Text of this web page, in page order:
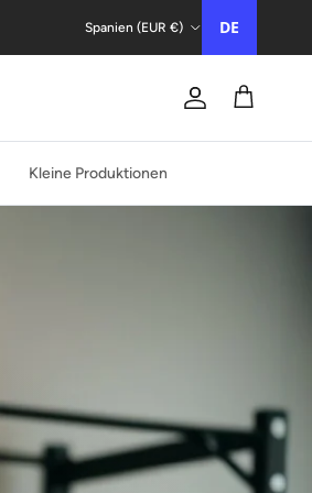
Spanien (EUR €) DE
KontoTrolley
Kleine Produktionen